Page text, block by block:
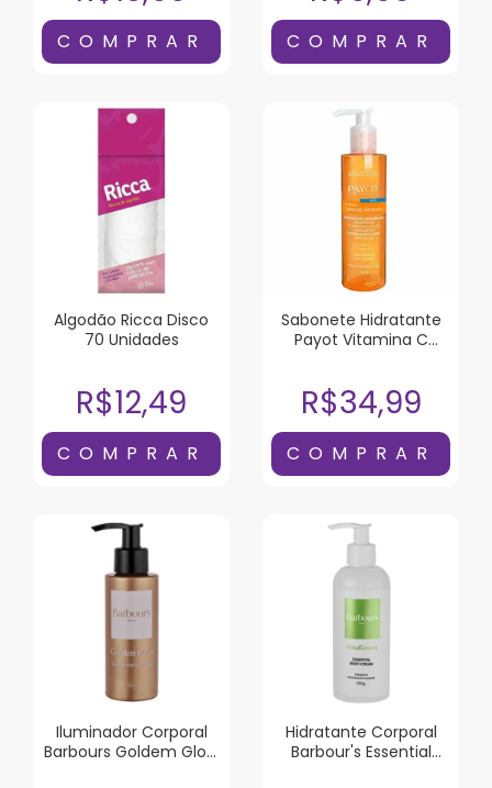
Algodão Ricca Disco
70 Unidades
R$12,49
Sabonete Hidratante
Payot Vitamina C
R$34,99
Iluminador Corporal
Barbours Goldem Glow
Hidratante Corporal
Barbour's Essential